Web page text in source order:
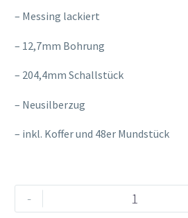
– Messing lackiert
– 12,7mm Bohrung
– 204,4mm Schallstück
– Neusilberzug
– inkl. Koffer und 48er Mundstück
-
Yamaha
YSL-
Alternative: